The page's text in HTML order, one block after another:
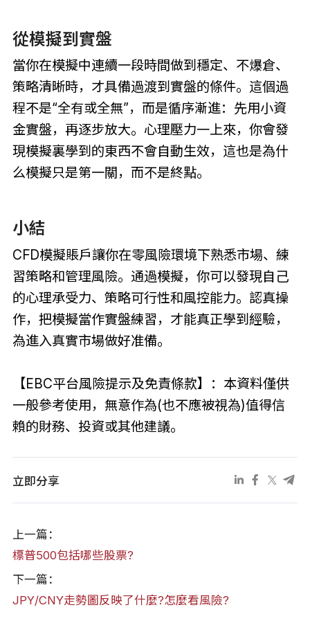
從模擬到實盤
當你在模擬中連續一段時間做到穩定、不爆倉、
策略清晰時，才具備過渡到實盤的條件。這個過
程不是“全有或全無”，而是循序漸進：先用小資
金實盤，再逐步放大。心理壓力一上來，你會發
現模擬裏學到的東西不會自動生效，這也是為什
么模擬只是第一關，而不是終點。
小結
CFD模擬賬戶讓你在零風險環境下熟悉市場、練
習策略和管理風險。通過模擬，你可以發現自己
的心理承受力、策略可行性和風控能力。認真操
作，把模擬當作實盤練習，才能真正學到經驗，
為進入真實市場做好准備。
【EBC平台風險提示及免責條款】：本資料僅供
一般參考使用，無意作為(也不應被視為)值得信
賴的財務、投資或其他建議。
立即分享
上一篇：
標普500包括哪些股票?
下一篇：
JPY/CNY走勢圖反映了什麼?怎麼看風險?